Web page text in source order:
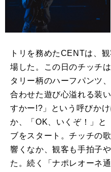
トリを務めたCENTは、
場した。この日のチッチ
タリー柄のハーフパンツ
合わせた遊び心溢れる装
すかー!?」という呼びか
か、「OK、いくぞ！」と
ブをスタート。チッチの
響くなか、観客も手拍子
た。続く「ナポレオーネ